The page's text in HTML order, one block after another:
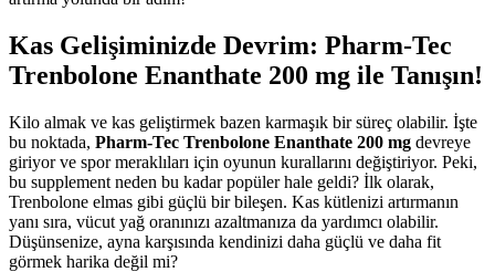
Kas Gelişiminizde Devrim: Pharm-Tec
Trenbolone Enanthate 200 mg ile Tanışın!
Kilo almak ve kas geliştirmek bazen karmaşık bir süreç olabilir. İşte
bu noktada, Pharm-Tec Trenbolone Enanthate 200 mg devreye
giriyor ve spor meraklıları için oyunun kurallarını değiştiriyor. Peki,
bu supplement neden bu kadar popüler hale geldi? İlk olarak,
Trenbolone elmas gibi güçlü bir bileşen. Kas kütlenizi artırmanın
yanı sıra, vücut yağ oranınızı azaltmanıza da yardımcı olabilir.
Düşünsenize, ayna karşısında kendinizi daha güçlü ve daha fit
görmek harika değil mi?